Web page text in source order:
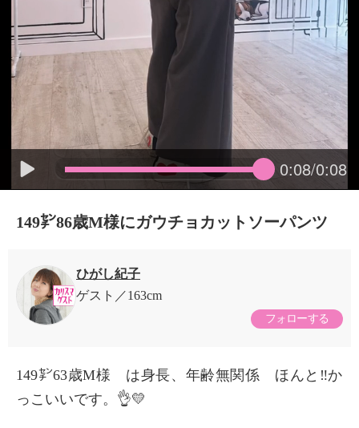
0:08/0:08
149㌢86歳M様にガウチョカットソーパンツ
ひがし紀子
ゲスト
163cm
フォローする
149㌢63歳M様 は身長、年齢無関係 ほんと‼️か
っこいいです。👌💛